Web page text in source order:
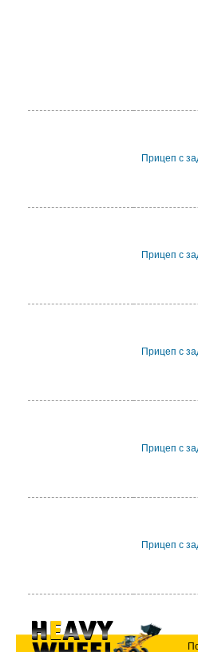
Прицеп с
Прицеп с
Прицеп с
Прицеп с
Прицеп с